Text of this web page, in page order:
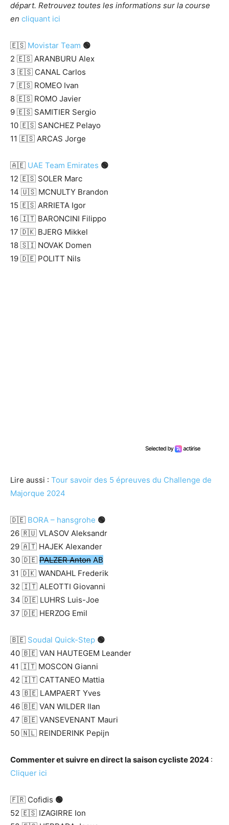
départ. Retrouvez toutes les informations sur la course
en cliquant ici
🇪🇸 Movistar Team 🟢
2 🇪🇸 ARANBURU Alex
3 🇪🇸 CANAL Carlos
7 🇪🇸 ROMEO Ivan
8 🇪🇸 ROMO Javier
9 🇪🇸 SAMITIER Sergio
10 🇪🇸 SANCHEZ Pelayo
11 🇪🇸 ARCAS Jorge
🇦🇪 UAE Team Emirates 🟢
12 🇪🇸 SOLER Marc
14 🇺🇸 MCNULTY Brandon
15 🇪🇸 ARRIETA Igor
16 🇮🇹 BARONCINI Filippo
17 🇩🇰 BJERG Mikkel
18 🇸🇮 NOVAK Domen
19 🇩🇪 POLITT Nils
Lire aussi : Tour savoir des 5 épreuves du Challenge de
Majorque 2024
🇩🇪 BORA – hansgrohe 🟢
26 🇷🇺 VLASOV Aleksandr
29 🇦🇹 HAJEK Alexander
30 🇩🇪 PALZER Anton AB
31 🇩🇰 WANDAHL Frederik
32 🇮🇹 ALEOTTI Giovanni
34 🇩🇪 LUHRS Luis-Joe
37 🇩🇪 HERZOG Emil
🇧🇪 Soudal Quick-Step 🟢
40 🇧🇪 VAN HAUTEGEM Leander
41 🇮🇹 MOSCON Gianni
42 🇮🇹 CATTANEO Mattia
43 🇧🇪 LAMPAERT Yves
46 🇧🇪 VAN WILDER Ilan
47 🇧🇪 VANSEVENANT Mauri
50 🇳🇱 REINDERINK Pepijn
Commenter et suivre en direct la saison cycliste 2024 :
Cliquer ici
🇫🇷 Cofidis 🟢
52 🇪🇸 IZAGIRRE Ion